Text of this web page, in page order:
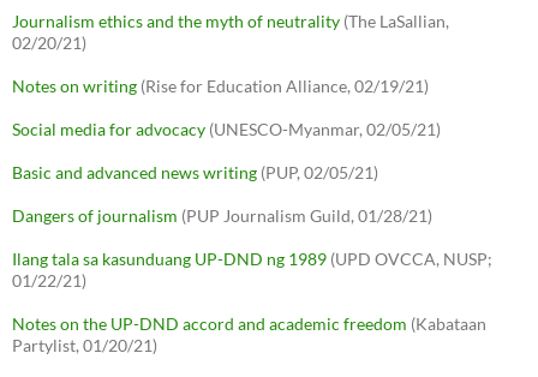
Journalism ethics and the myth of neutrality (The LaSallian,
02/20/21)
Notes on writing (Rise for Education Alliance, 02/19/21)
Social media for advocacy (UNESCO-Myanmar, 02/05/21)
Basic and advanced news writing (PUP, 02/05/21)
Dangers of journalism (PUP Journalism Guild, 01/28/21)
Ilang tala sa kasunduang UP-DND ng 1989 (UPD OVCCA, NUSP;
01/22/21)
Notes on the UP-DND accord and academic freedom (Kabataan
Partylist, 01/20/21)